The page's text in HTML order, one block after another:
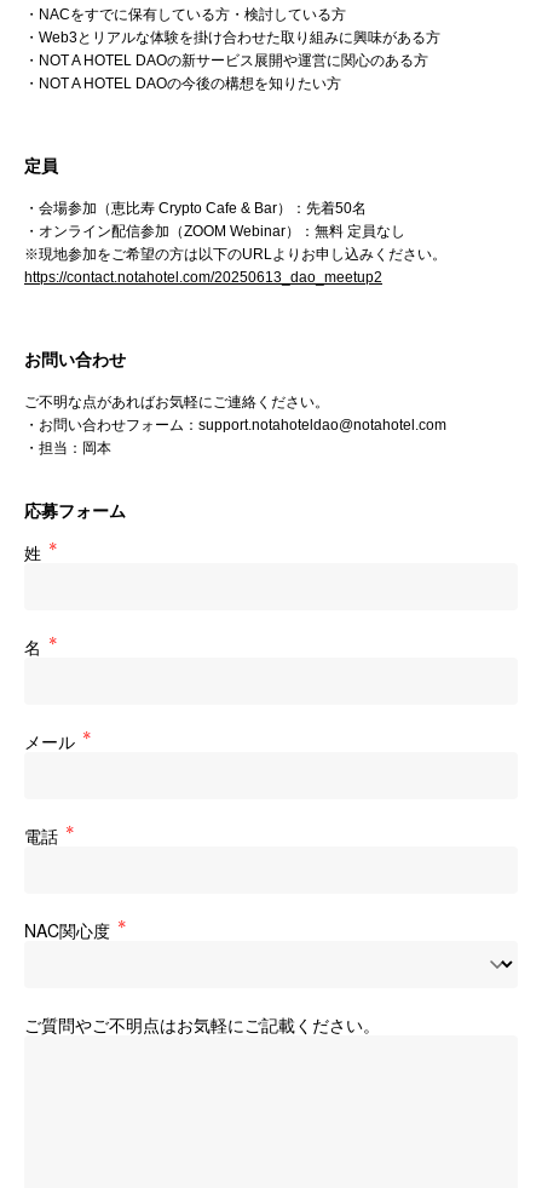
・NACをすでに保有している方・検討している方
・Web3とリアルな体験を掛け合わせた取り組みに興味がある方
・NOT A HOTEL DAOの新サービス展開や運営に関心のある方
・NOT A HOTEL DAOの今後の構想を知りたい方
定員
・会場参加（恵比寿 Crypto Cafe & Bar）：先着50名
・オンライン配信参加（ZOOM Webinar）：無料 定員なし
※現地参加をご希望の方は以下のURLよりお申し込みください。
https://contact.notahotel.com/20250613_dao_meetup2
お問い合わせ
ご不明な点があればお気軽にご連絡ください。
・お問い合わせフォーム：support.notahoteldao@notahotel.com
・担当：岡本
応募フォーム
姓
名
メール
電話
NAC関心度
ご質問やご不明点はお気軽にご記載ください。